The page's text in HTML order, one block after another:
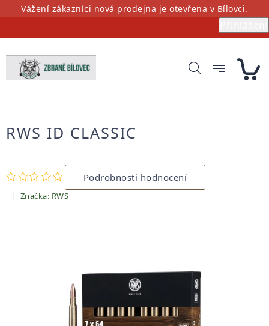
PřejítVážení zákazníci nová prodejna je otevřena v Bílovci.
RWS ID CLASSIC
Průměrné
hodnocení
produktu
je
Podrobnosti hodnocení
Značka: RWS